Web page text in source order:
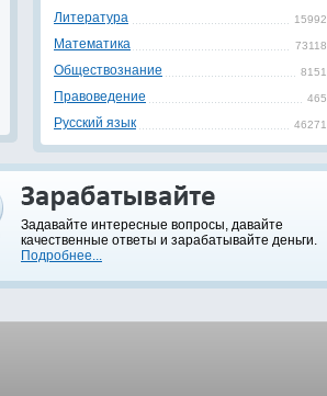
15992
Литература
73118
Математика
8151
Обществознание
465
Правоведение
46271
Русский язык
Задавайте интересные вопросы, давайте
качественные ответы и зарабатывайте деньги.
Подробнее...